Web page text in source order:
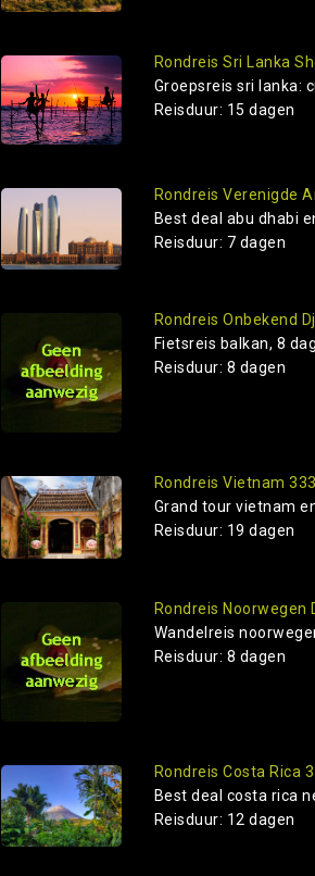
Rondreis Sri Lanka
Groepsreis sri lanka:
Reisduur: 15 dagen
Rondreis Verenigde
Best deal abu dhabi
Reisduur: 7 dagen
Rondreis Onbekend
Fietsreis balkan, 8
Reisduur: 8 dagen
Rondreis Vietnam
Grand tour vietnam
Reisduur: 19 dagen
Rondreis Noorwegen
Wandelreis
Reisduur: 8 dagen
Rondreis Costa Rica
Best deal costa rica
Reisduur: 12 dagen